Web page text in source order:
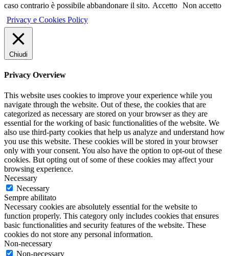
caso contrario è possibile abbandonare il sito. Accetto Non accetto
Privacy e Cookies Policy
Chiudi
Privacy Overview
This website uses cookies to improve your experience while you
navigate through the website. Out of these, the cookies that are
categorized as necessary are stored on your browser as they are
essential for the working of basic functionalities of the website. We
also use third-party cookies that help us analyze and understand how
you use this website. These cookies will be stored in your browser
only with your consent. You also have the option to opt-out of these
cookies. But opting out of some of these cookies may affect your
browsing experience.
Necessary
Necessary
Sempre abilitato
Necessary cookies are absolutely essential for the website to
function properly. This category only includes cookies that ensures
basic functionalities and security features of the website. These
cookies do not store any personal information.
Non-necessary
Non-necessary